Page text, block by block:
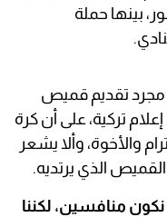
بينها حملة
مجرد تقديم قميص
تركية، على أن كرة
والأخوة، وألا يشعر
الذي يرتديه.
منافسين، لكننا